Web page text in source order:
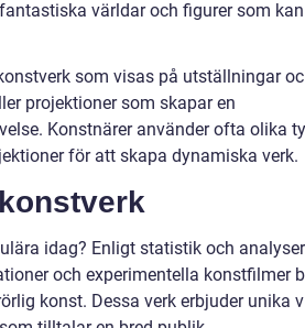
världar och figurer som kan
som visas på utställningar
projektioner som skapar en
Konstnärer använder ofta olika
för att skapa dynamiska verk.
idag? Enligt statistik och
och experimentella konstfilmer
konst. Dessa verk erbjuder unika